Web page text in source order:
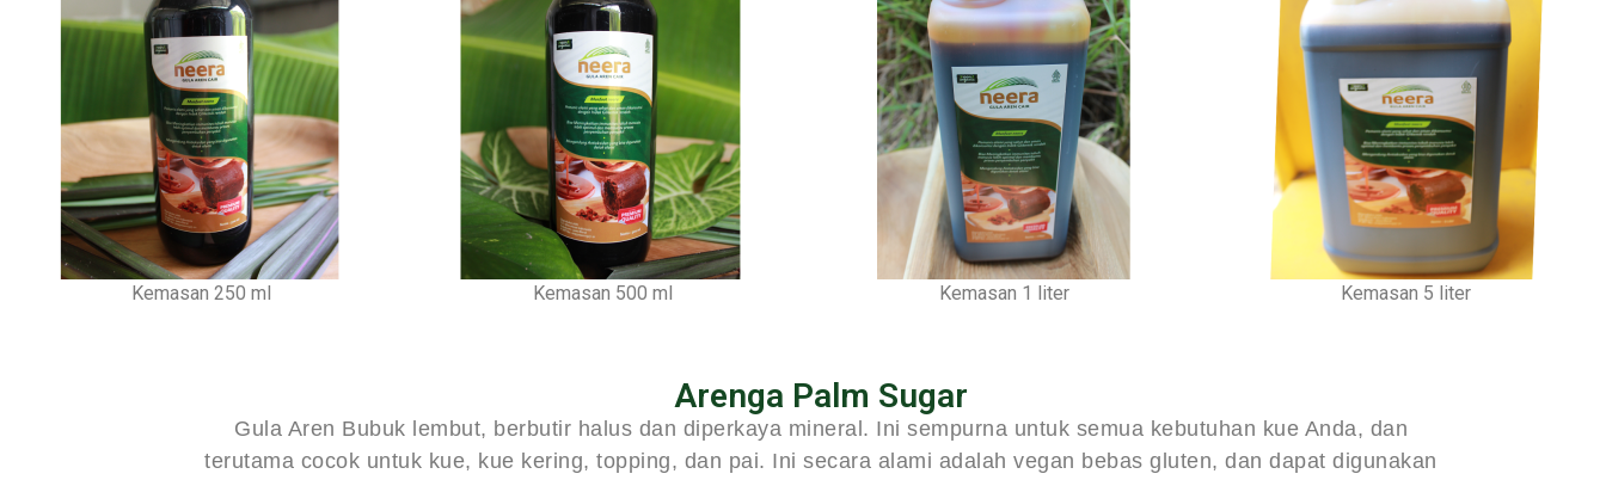
Kemasan 250 ml Kemasan 500 ml Kemasan 1 liter Kemasan 5 liter
Arenga Palm Sugar
Gula Aren Bubuk lembut, berbutir halus dan diperkaya mineral. Ini sempurna untuk semua kebutuhan kue Anda, dan
terutama cocok untuk kue, kue kering, topping, dan pai. Ini secara alami adalah vegan bebas gluten, dan dapat digunakan